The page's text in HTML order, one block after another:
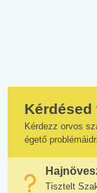
Kérdésed
Kérdezz orvos
égető
Tisztelt